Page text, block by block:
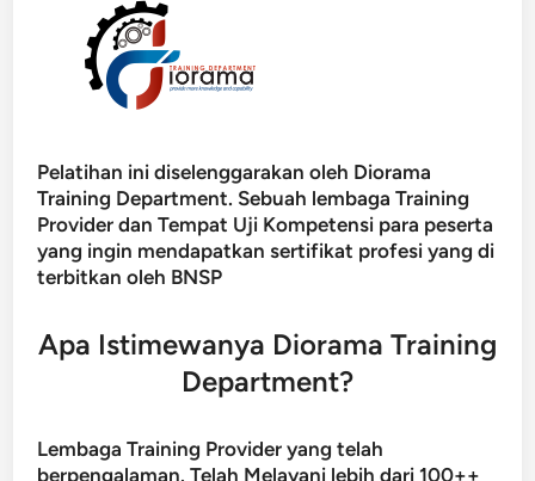
Pelatihan ini diselenggarakan oleh Diorama
Training Department. Sebuah lembaga Training
Provider dan Tempat Uji Kompetensi para peserta
yang ingin mendapatkan sertifikat profesi yang di
terbitkan oleh BNSP
Apa Istimewanya Diorama Training
Department?
Lembaga Training Provider yang telah
berpengalaman. Telah Melayani lebih dari 100++